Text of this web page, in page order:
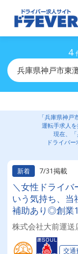
4
兵庫県神戸市東
「兵庫県神
運転手求人を
現在、
ドライバ
新着
7/31掲載
＼女性ドライバ
いう気持ち、当
補助あり◎創業
働けます♪
株式会社大前運送
交通